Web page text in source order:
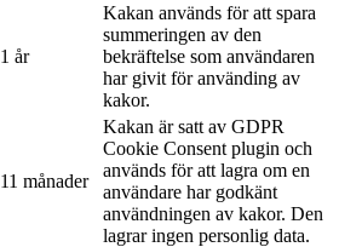
1 år
Kakan används för att spara
summeringen av den
bekräftelse som användaren
har givit för använding av
kakor.
11 månader
Kakan är satt av GDPR
Cookie Consent plugin och
används för att lagra om en
användare har godkänt
användningen av kakor. Den
lagrar ingen personlig data.